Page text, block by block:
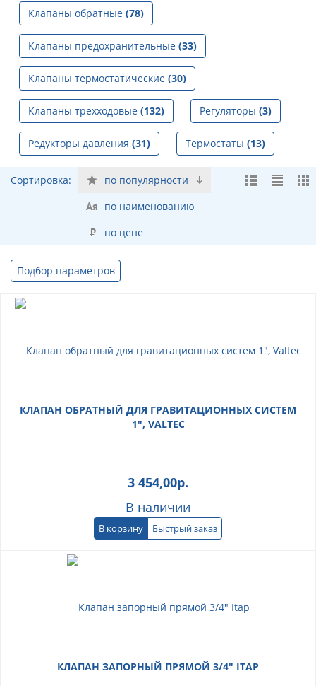
Клапаны обратные (78)
Клапаны предохранительные (33)
Клапаны термостатические (30)
Клапаны трехходовые (132) Регуляторы (3)
Редукторы давления (31) Термостаты (13)
Сортировка:
по популярности
по наименованию
по цене
Подбор параметров
КЛАПАН ОБРАТНЫЙ ДЛЯ ГРАВИТАЦИОННЫХ СИСТЕМ
1", VALTEC
3 454,00р.
В наличии
В корзину Быстрый заказ
КЛАПАН ЗАПОРНЫЙ ПРЯМОЙ 3/4" ITAP